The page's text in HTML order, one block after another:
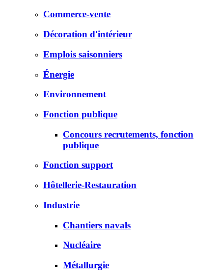
Commerce-vente
Décoration d'intérieur
Emplois saisonniers
Énergie
Environnement
Fonction publique
Concours recrutements, fonction
publique
Fonction support
Hôtellerie-Restauration
Industrie
Chantiers navals
Nucléaire
Métallurgie